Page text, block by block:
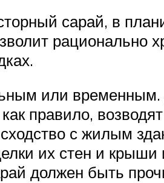
сарай, в
рационально
или
правило,
с жилым
их стен и крыши
должен быть